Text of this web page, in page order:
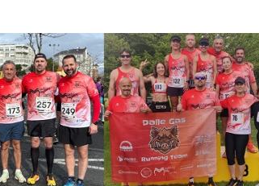
Running Team ·
Running Team.